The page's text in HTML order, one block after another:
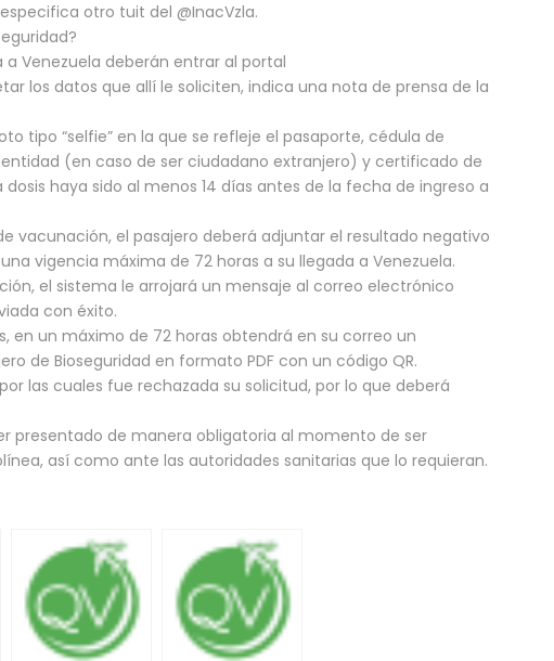
otro tuit del @InacVzla.
Venezuela deberán entrar al portal
los datos que allí le soliciten, indica una nota de prensa de la
tipo “selfie” en la que se refleje el pasaporte, cédula de
(en caso de ser ciudadano extranjero) y certificado de
haya sido al menos 14 días antes de la fecha de ingreso a
vacunación, el pasajero deberá adjuntar el resultado negativo
vigencia máxima de 72 horas a su llegada a Venezuela.
el sistema le arrojará un mensaje al correo electrónico
con éxito.
en un máximo de 72 horas obtendrá en su correo un
de Bioseguridad en formato PDF con un código QR.
las cuales fue rechazada su solicitud, por lo que deberá
presentado de manera obligatoria al momento de ser
así como ante las autoridades sanitarias que lo requieran.